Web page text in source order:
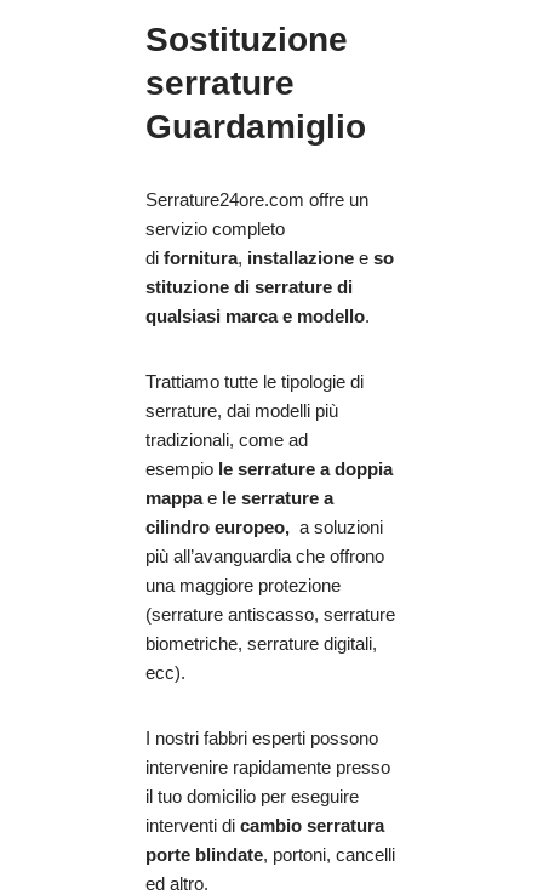
Sostituzione
serrature
Guardamiglio
Serrature24ore.com offre un
servizio completo
di fornitura, installazione e so
stituzione di serrature di
qualsiasi marca e modello.
Trattiamo tutte le tipologie di
serrature, dai modelli più
tradizionali, come ad
esempio le serrature a doppia
mappae le serrature a
cilindro europeo, a soluzioni
più all’avanguardia che offrono
una maggiore protezione
(serrature antiscasso, serrature
biometriche, serrature digitali,
ecc).
I nostri fabbri esperti possono
intervenire rapidamente presso
il tuo domicilio per eseguire
interventi di cambio serratura
porte blindate, portoni, cancelli
ed altro.